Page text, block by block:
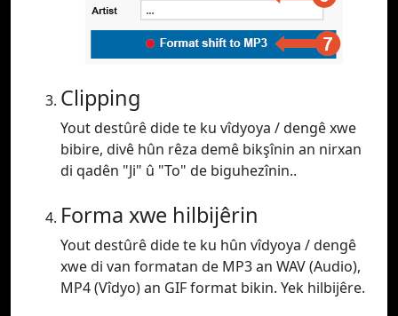
Clipping
Yout destûrê dide te ku vîdyoya / dengê xwe
bibire, divê hûn rêza demê bikşînin an nirxan
di qadên "Ji" û "To" de biguhezînin..
Forma xwe hilbijêrin
Yout destûrê dide te ku hûn vîdyoya / dengê
xwe di van formatan de MP3 an WAV (Audio),
MP4 (Vîdyo) an GIF format bikin. Yek hilbijêre.